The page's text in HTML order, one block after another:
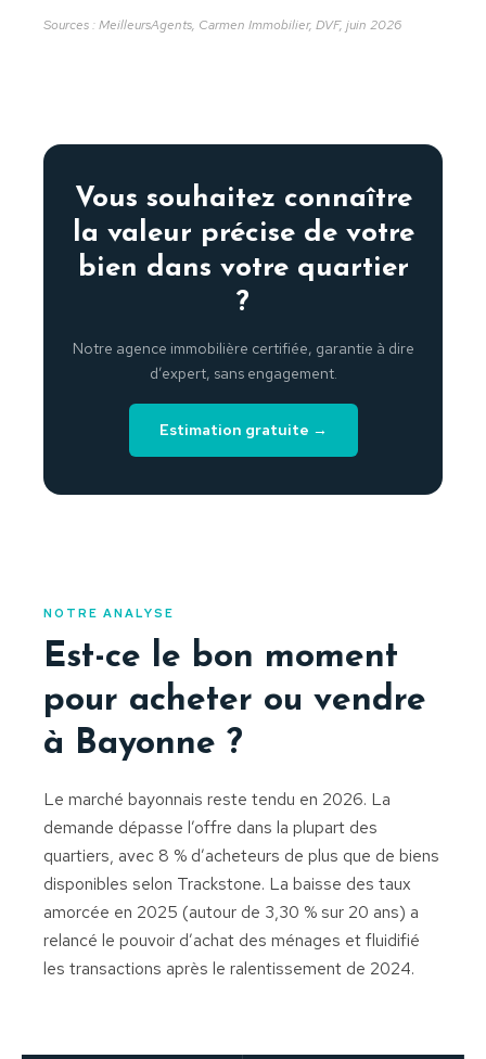
Sources : MeilleursAgents, Carmen Immobilier, DVF, juin 2026
Vous souhaitez connaître
la valeur précise de votre
bien dans votre quartier
?
Notre agence immobilière certifiée, garantie à dire
d’expert, sans engagement.
Estimation gratuite →
NOTRE ANALYSE
Est-ce le bon moment
pour acheter ou vendre
à Bayonne ?
Le marché bayonnais reste tendu en 2026. La
demande dépasse l’offre dans la plupart des
quartiers, avec 8 % d’acheteurs de plus que de biens
disponibles selon Trackstone. La baisse des taux
amorcée en 2025 (autour de 3,30 % sur 20 ans) a
relancé le pouvoir d’achat des ménages et fluidifié
les transactions après le ralentissement de 2024.